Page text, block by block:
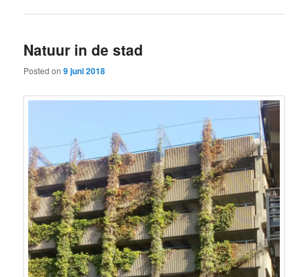
Natuur in de stad
Posted on9 juni 2018